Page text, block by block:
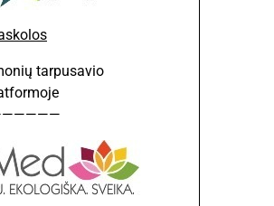
tarpusavio